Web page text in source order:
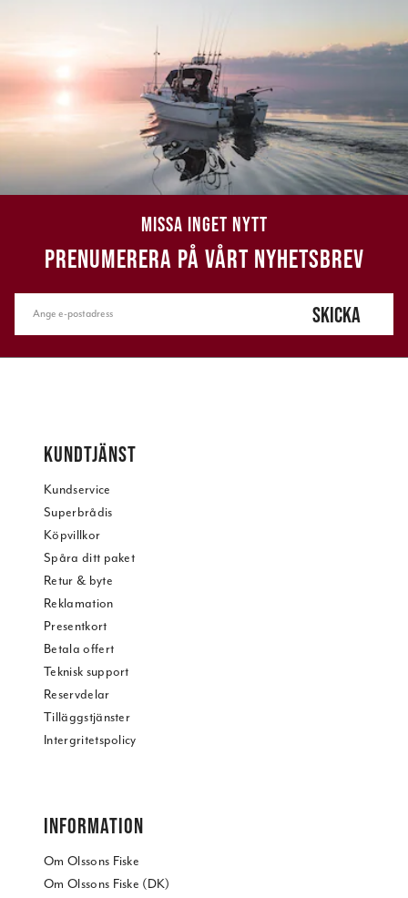
MISSA INGET NYTT
PRENUMERERA PÅ VÅRT NYHETSBREV
SKICKA
KUNDTJÄNST
Kundservice
Superbrådis
Köpvillkor
Spåra ditt paket
Retur & byte
Reklamation
Presentkort
Betala offert
Teknisk support
Reservdelar
Tilläggstjänster
Intergritetspolicy
INFORMATION
Om Olssons Fiske
Om Olssons Fiske (DK)